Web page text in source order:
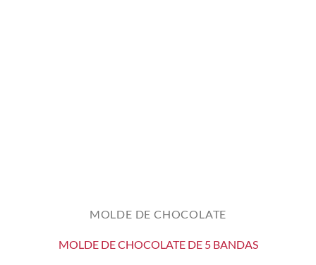
MOLDE DE CHOCOLATE
MOLDE DE CHOCOLATE DE 5 BANDAS